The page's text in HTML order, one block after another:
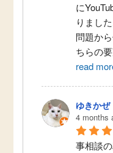
に
りまし
問題か
ちらの
read
ゆきかぜ
4 months
事相談